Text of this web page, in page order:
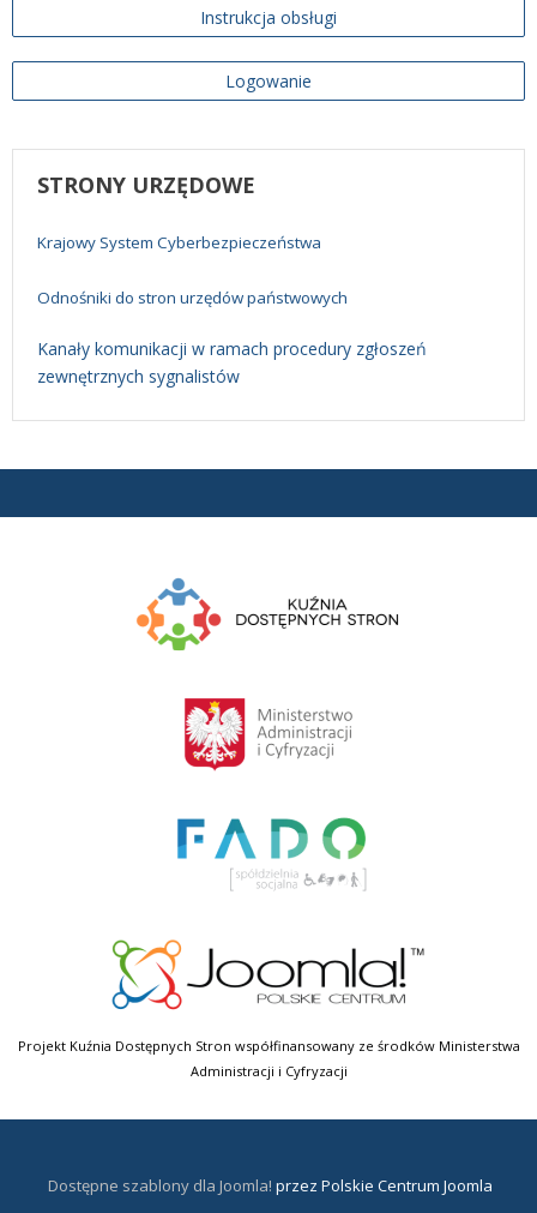
Instrukcja obsługi
Logowanie
STRONY URZĘDOWE
Krajowy System Cyberbezpieczeństwa
Odnośniki do stron urzędów państwowych
Kanały komunikacji w ramach procedury zgłoszeń
zewnętrznych sygnalistów
Projekt Kuźnia Dostępnych Stron współfinansowany ze środków Ministerstwa
Administracji i Cyfryzacji
Dostępne szablony dla Joomla! przez Polskie Centrum Joomla